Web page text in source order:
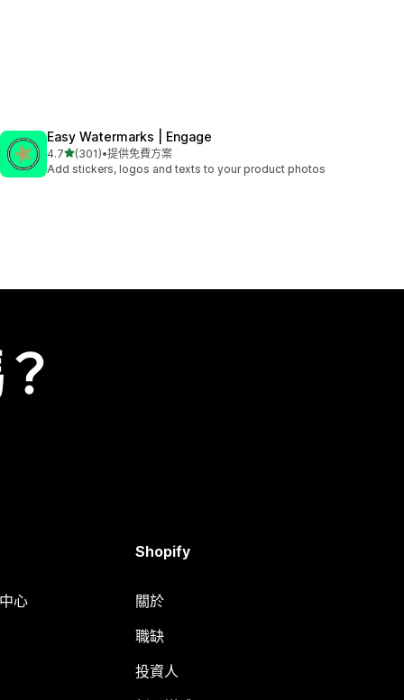
Easy Watermarks | Engage
4.7滿分 5 顆星
(301)
共有 301 則評價
•提供免費方案
Add stickers, logos and texts to your product photos
心
Shopify
關於
職缺
投資人